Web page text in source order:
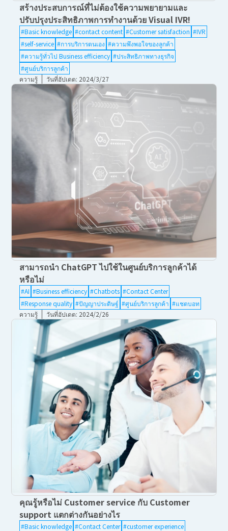
สร้างประสบการณ์ที่ไม่ต้องใช้ความพยายามและ
ปรับปรุงประสิทธิภาพการทำงานด้วย Visual IVR!
#Basic knowledge #contact content #Customer satisfaction #IVR
#self-service #การบริการตนเอง #ความพึงพอใจของลูกค้า
#ความรู้ทั่วไป Business efficiency #ประสิทธิภาพทางธุรกิจ
#ศูนย์บริการลูกค้า
ความรู้
วันที่อัปเดต: 2024/3/27
สามารถนำ ChatGPT ไปใช้ในศูนย์บริการลูกค้าได้
หรือไม่
#AI #Business efficiency #Chatbots #Contact Center
#Response quality #ปัญญาประดิษฐ์ #ศูนย์บริการลูกค้า #แชตบอท
ความรู้
วันที่อัปเดต: 2024/2/26
คุณรู้หรือไม่ Customer service กับ Customer
support แตกต่างกันอย่างไร
#Basic knowledge #Contact Center #customer experience